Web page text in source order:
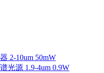
2-10um 50mW
光源 1.9-4um 0.9W